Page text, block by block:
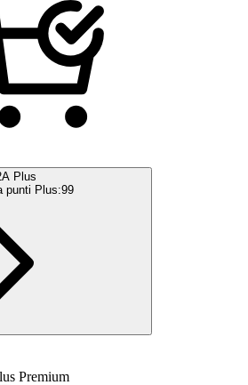
Plus
punti Plus:99
Premium